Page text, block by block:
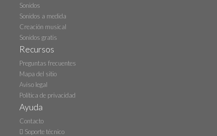
Sonidos
Sonidos a medida
Creación musical
Sonidos gratis
Recursos
Preguntas frecuentes
Mapa del sitio
Aviso legal
Política de privacidad
Ayuda
Contacto
Soporte técnico